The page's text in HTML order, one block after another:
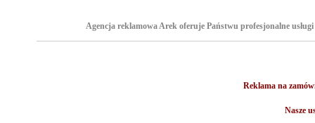
Agencja reklamowa Arek oferuje Państwu profesjonalne
Reklama na
Nasze